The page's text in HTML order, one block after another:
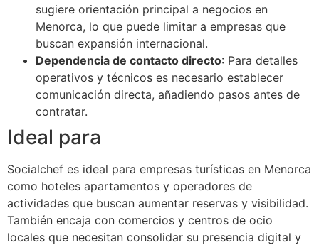
sugiere orientación principal a negocios en
Menorca, lo que puede limitar a empresas que
buscan expansión internacional.
Dependencia de contacto directo: Para detalles
operativos y técnicos es necesario establecer
comunicación directa, añadiendo pasos antes de
contratar.
Ideal para
Socialchef es ideal para empresas turísticas en Menorca
como hoteles apartamentos y operadores de
actividades que buscan aumentar reservas y visibilidad.
También encaja con comercios y centros de ocio
locales que necesitan consolidar su presencia digital y